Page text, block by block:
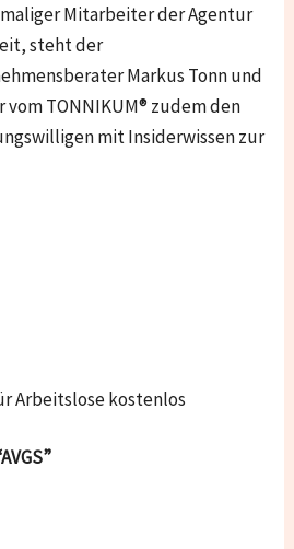
Mitarbeiter der Agentur
steht der
Markus Tonn und
vom TONNIKUM® zudem den
mit Insiderwissen zur
Arbeitslose kostenlos